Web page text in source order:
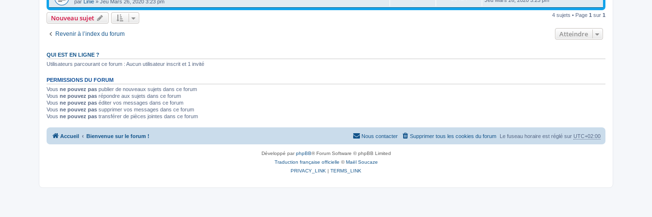
par Linie » Jeu Mars 26, 2020 3:23 pm
Nouveau sujet 4 sujets • Page 1 sur 1
Revenir à l’index du forum Atteindre
QUI EST EN LIGNE ?
Utilisateurs parcourant ce forum : Aucun utilisateur inscrit et 1 invité
PERMISSIONS DU FORUM
Vous ne pouvez pas publier de nouveaux sujets dans ce forum
Vous ne pouvez pas répondre aux sujets dans ce forum
Vous ne pouvez pas éditer vos messages dans ce forum
Vous ne pouvez pas supprimer vos messages dans ce forum
Vous ne pouvez pas transférer de pièces jointes dans ce forum
Accueil Bienvenue sur le forum ! Le fuseau horaire est réglé sur UTC+02:00
Supprimer tous les cookies du forum
Nous contacter
Développé parphpBB® Forum Software © phpBB Limited
Traduction française officielle ©Maël Soucaze
PRIVACY_LINK | TERMS_LINK